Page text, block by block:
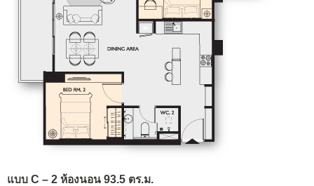
แบบ C – 2 ห้องนอน 93.5 ตร.ม.